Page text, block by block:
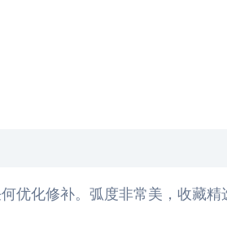
优化修补。弧度非常美，收藏